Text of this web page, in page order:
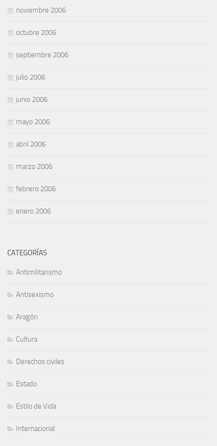
noviembre 2006
octubre 2006
septiembre 2006
julio 2006
junio 2006
mayo 2006
abril 2006
marzo 2006
febrero 2006
enero 2006
CATEGORÍAS
Antimilitarismo
Antisexismo
Aragón
Cultura
Derechos civiles
Estado
Estilo de Vida
Internacional